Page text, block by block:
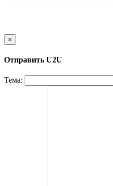
×
Отправить U2U
Тема: